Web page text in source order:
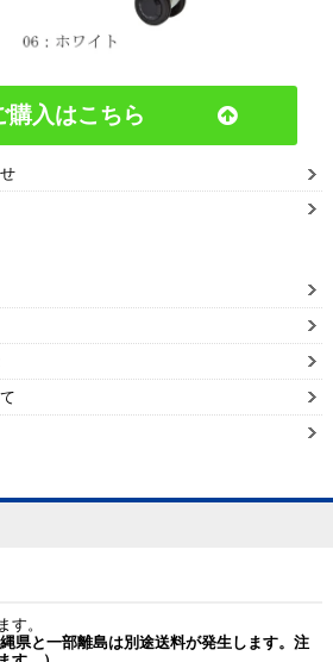
購入はこちら
す。
県と一部離島は別途送料が発生します。注